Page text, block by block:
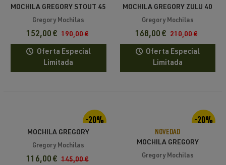
-20%
MOCHILA GREGORY STOUT 45
RC
Gregory Mochilas
152,00 € 190,00 €
Oferta Especial
Limitada
-20%
MOCHILA GREGORY ZULU 40
RC
Gregory Mochilas
168,00 € 210,00 €
Oferta Especial
Limitada
-20%
MOCHILA GREGORY
VAPORSPAN CITRO 24
Gregory Mochilas
116,00 € 145,00 €
-20%
NOVEDAD
MOCHILA GREGORY
ALPINISTO 20L ALPINEGLOW
Gregory Mochilas